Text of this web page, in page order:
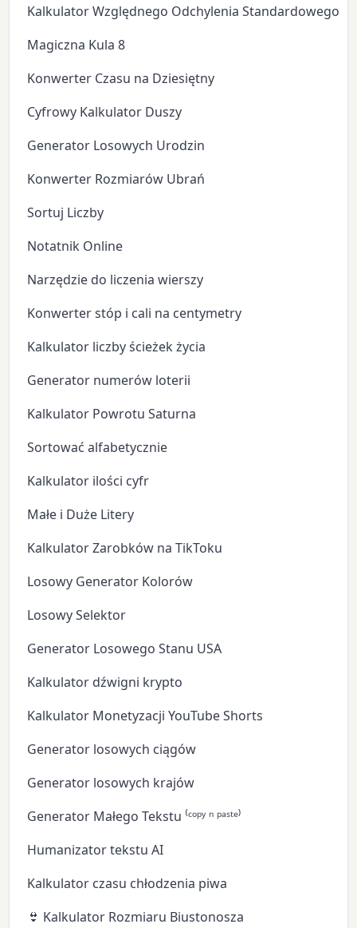
Kalkulator Względnego Odchylenia Standardowego
Magiczna Kula 8
Konwerter Czasu na Dziesiętny
Cyfrowy Kalkulator Duszy
Generator Losowych Urodzin
Konwerter Rozmiarów Ubrań
Sortuj Liczby
Notatnik Online
Narzędzie do liczenia wierszy
Konwerter stóp i cali na centymetry
Kalkulator liczby ścieżek życia
Generator numerów loterii
Kalkulator Powrotu Saturna
Sortować alfabetycznie
Kalkulator ilości cyfr
Małe i Duże Litery
Kalkulator Zarobków na TikToku
Losowy Generator Kolorów
Losowy Selektor
Generator Losowego Stanu USA
Kalkulator dźwigni krypto
Kalkulator Monetyzacji YouTube Shorts
Generator losowych ciągów
Generator losowych krajów
Generator Małego Tekstu ⁽ᶜᵒᵖʸ ⁿ ᵖᵃˢᵗᵉ⁾
Humanizator tekstu AI
Kalkulator czasu chłodzenia piwa
👙 Kalkulator Rozmiaru Biustonosza